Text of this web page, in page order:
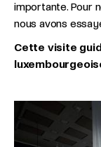
importante. Pour
nous avons
Cette visite